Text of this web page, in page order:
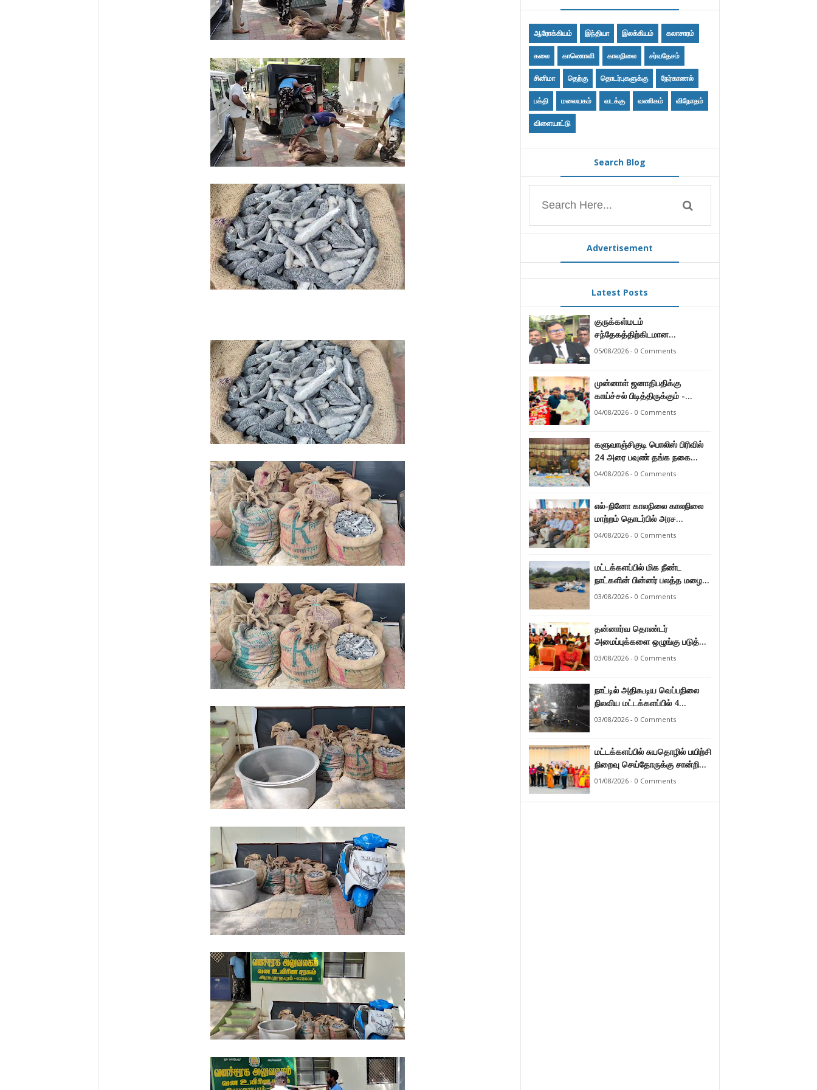
ஆரோக்கியம் இந்தியா இலக்கியம் கலாசாரம்
கலை காணொளி காலநிலை சர்வதேசம்
சினிமா தெற்கு தொடர்புகளுக்கு நேர்காணல்
பக்தி மலையகம் வடக்கு வணிகம் விநோதம்
விளையாட்டு
Search Blog
Advertisement
Latest Posts
குருக்கள்மடம்
சந்தேகத்திற்கிடமான
மனிதப்புதைகுழி தொடர்பான
தவணையிடப்பட்டுள்ளது.
05/08/2026 - 0 Comments
முன்னாள் ஜனாதிபதிக்கு
காய்ச்சல் பிடித்திருக்கும் -
பாராளுமன்ற உறுப்பினர் ஸ்ரீநேசன்
04/08/2026 - 0 Comments
களுவாஞ்சிகுடி பொலிஸ் பிரிவில்
24 அரை பவுண் தங்க நகை
களவு 24 மணித்தியலத்தில்
04/08/2026 - 0 Comments
எல்-நினோ காலநிலை காலநிலை
மாற்றம் தொடர்பில் அரச
உத்தியோகஸ்த்தர்களுக்கு
04/08/2026 - 0 Comments
மட்டக்களப்பில் மிக நீண்ட
நாட்களின் பின்னர் பலத்த மழை
47.8 மில்லி மீற்றர் மழை வீழ்ச்சி
03/08/2026 - 0 Comments
தன்னார்வ தொண்டர்
அமைப்புக்களை ஒழுங்கு படுத்த
வேண்டும் என்ற அடிப்படையில்
03/08/2026 - 0 Comments
நாட்டில் அதிகூடிய வெப்பநிலை
நிலவிய மட்டக்களப்பில் 4
மாதங்களுக்குப் பின்னர் பலத்த
03/08/2026 - 0 Comments
மட்டக்களப்பில் சுயதொழில் பயிற்சி
நிறைவு செய்தோருக்கு சான்றிதழ்
வழங்கி வைப்பு.
01/08/2026 - 0 Comments